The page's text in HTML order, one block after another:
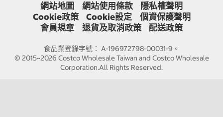
網站地圖 網站使用條款
隱私權聲明
Cookie政策
Cookie設定
個資保護聲明
會員規章
退貨及取消政策 配送政策
食品業登錄字號： A-196972798-00031-9。
© 2015~2026 Costco Wholesale Taiwan and Costco Wholesale
Corporation.All Rights Reserved.